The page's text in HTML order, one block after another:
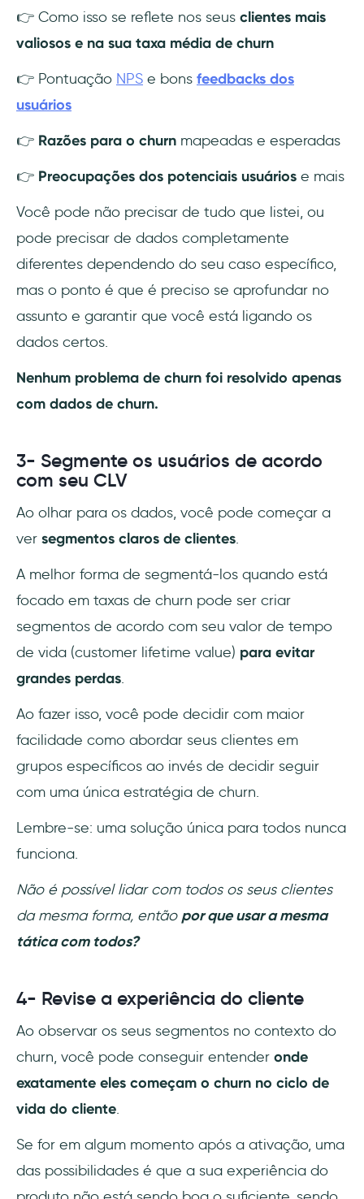
👉 Como isso se reflete nos seus clientes mais
valiosos e na sua taxa média de churn
👉 Pontuação NPS e bons feedbacks dos
usuários
👉 Razões para o churn mapeadas e esperadas
👉 Preocupações dos potenciais usuários e mais
Você pode não precisar de tudo que listei, ou
pode precisar de dados completamente
diferentes dependendo do seu caso específico,
mas o ponto é que é preciso se aprofundar no
assunto e garantir que você está ligando os
dados certos.
Nenhum problema de churn foi resolvido apenas
com dados de churn.
3- Segmente os usuários de acordo
com seu CLV
Ao olhar para os dados, você pode começar a
ver segmentos claros de clientes.
A melhor forma de segmentá-los quando está
focado em taxas de churn pode ser criar
segmentos de acordo com seu valor de tempo
de vida (customer lifetime value) para evitar
grandes perdas.
Ao fazer isso, você pode decidir com maior
facilidade como abordar seus clientes em
grupos específicos ao invés de decidir seguir
com uma única estratégia de churn.
Lembre-se: uma solução única para todos nunca
funciona.
Não é possível lidar com todos os seus clientes
da mesma forma, então por que usar a mesma
tática com todos?
4- Revise a experiência do cliente
Ao observar os seus segmentos no contexto do
churn, você pode conseguir entender onde
exatamente eles começam o churn no ciclo de
vida do cliente.
Se for em algum momento após a ativação, uma
das possibilidades é que a sua experiência do